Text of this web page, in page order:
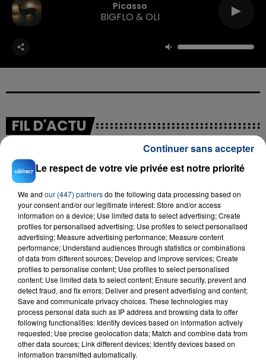
Picasso
BIGFLO & OLI
FIL D'ACTU
23 juillet 2026
INCENDIE MORTEL À LENS : UNE FEMME ET
SON BÉBÉ ENTRE LA VIE ET LA...
Un homme s'est immolé par le feu après avoir
aspergé sa compagne et leur bébé de trois mois
d'un liquide inflammable.
Le respect de votre vie privée est notre priorité
We and our (447) partnersdo the following data processing based on
your consent and/or our legitimate interest: Store and/or access
information on a device; Use limited data to select advertising; Create
profiles for personalised advertising; Use profiles to select personalised
advertising; Measure advertising performance; Measure content
performance; Understand audiences through statistics or combinations
of data from different sources; Develop and improve services; Create
profiles to personalise content; Use profiles to select personalised
content; Use limited data to select content; Ensure security, prevent and
detect fraud, and fix errors; Deliver and present advertising and content;
Save and communicate privacy choices. These technologies may
process personal data such as IP address and browsing data to offer
following functionalities: Identify devices based on information actively
requested; Use precise geolocation data; Match and combine data from
other data sources; Link different devices; Identify devices based on
information transmitted automatically.
Continuer sans accepter